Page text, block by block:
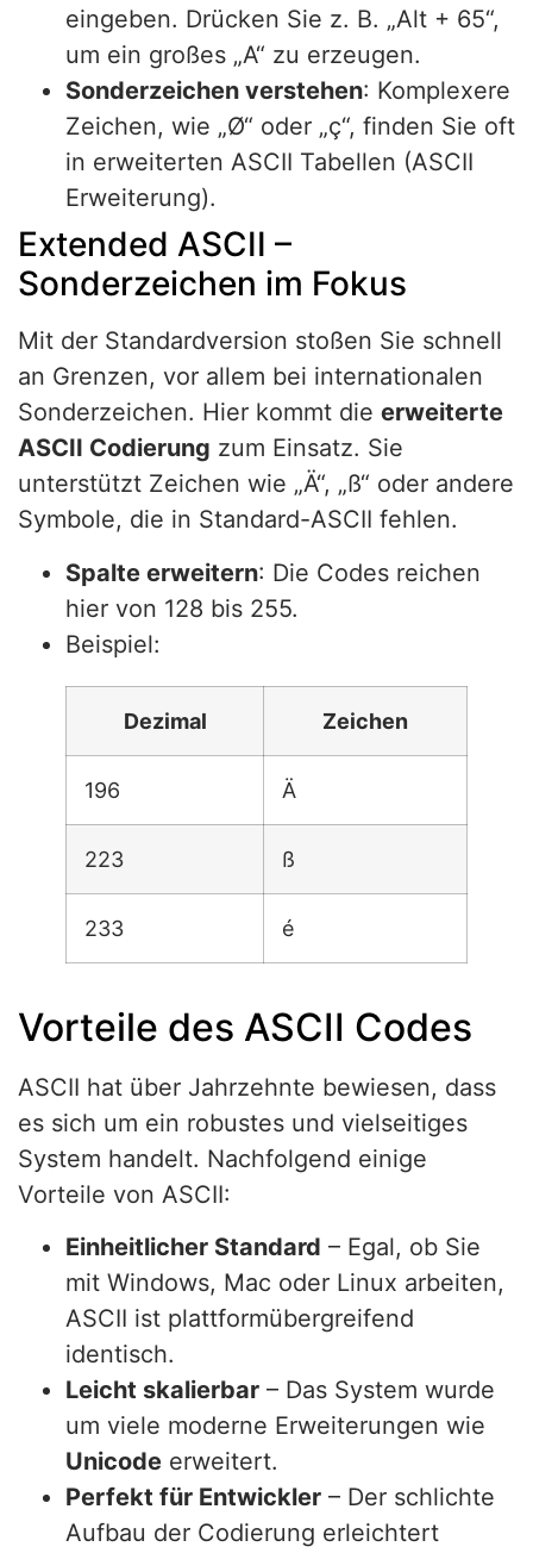
eingeben. Drücken Sie z. B. „Alt + 65“,
um ein großes „A“ zu erzeugen.
Sonderzeichen verstehen: Komplexere
Zeichen, wie „Ø“ oder „ç“, finden Sie oft
in erweiterten ASCII Tabellen (ASCII
Erweiterung).
Extended ASCII –
Sonderzeichen im Fokus
Mit der Standardversion stoßen Sie schnell
an Grenzen, vor allem bei internationalen
Sonderzeichen. Hier kommt die erweiterte
ASCII Codierung zum Einsatz. Sie
unterstützt Zeichen wie „Ä“, „ß“ oder andere
Symbole, die in Standard-ASCII fehlen.
Spalte erweitern: Die Codes reichen
hier von 128 bis 255.
Beispiel:
Dezimal Zeichen
196 Ä
223 ß
233 é
Vorteile des ASCII Codes
ASCII hat über Jahrzehnte bewiesen, dass
es sich um ein robustes und vielseitiges
System handelt. Nachfolgend einige
Vorteile von ASCII:
Einheitlicher Standard – Egal, ob Sie
mit Windows, Mac oder Linux arbeiten,
ASCII ist plattformübergreifend
identisch.
Leicht skalierbar – Das System wurde
um viele moderne Erweiterungen wie
Unicode erweitert.
Perfekt für Entwickler – Der schlichte
Aufbau der Codierung erleichtert